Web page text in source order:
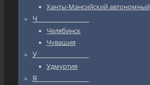
Ханты-Мансийский
Ч_________________
Челябинск
Чувашия
У_________________
Удмуртия
Я_________________